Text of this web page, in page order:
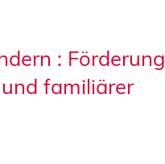
: Förderung
familiärer